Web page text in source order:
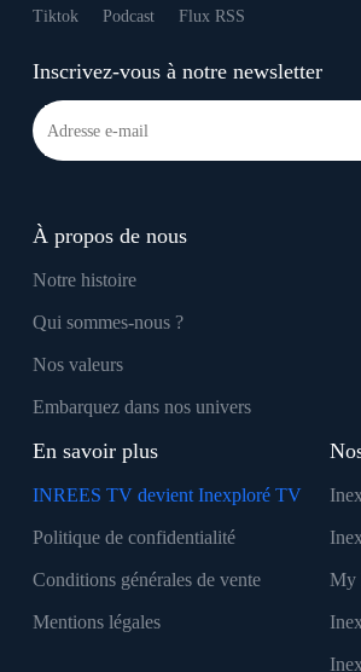
Tiktok Podcast Flux RSS
Inscrivez-vous à notre newsletter
À propos de nous
Notre histoire
Qui sommes-nous ?
Nos valeurs
Embarquez dans nos univers
En savoir plus
INREES TV devient Inexploré TV
Politique de confidentialité
Conditions générales de vente
Mentions légales
My